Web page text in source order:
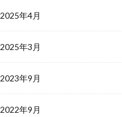
2025年4月
2025年3月
2023年9月
2022年9月